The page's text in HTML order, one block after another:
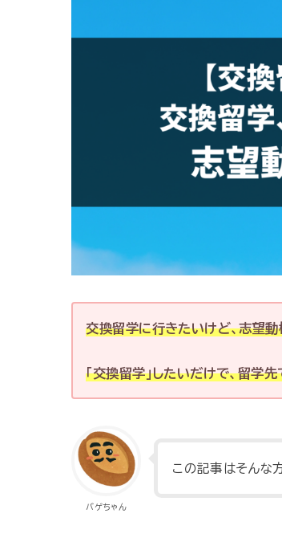
交換留学に行きたいけど、志望
「交換留学」したいだけで、留学
バゲちゃん
この記事はそんな